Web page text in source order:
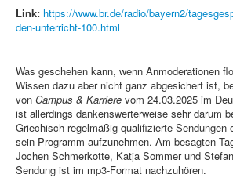
Link: https://www.br.de/radio/bayern2/
den-unterricht-100.html
Was geschehen kann, wenn Anmoderationen
Wissen dazu aber nicht ganz abgesichert ist,
von Campus & Karriere vom 24.03.2025 im
ist allerdings dankenswerterweise sehr darum
Griechisch regelmäßig qualifizierte Sendungen
sein Programm aufzunehmen. Am besagten
Jochen Schmerkotte, Katja Sommer und
Sendung ist im mp3-Format nachzuhören.